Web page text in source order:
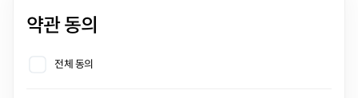
약관 동의
전체 동의